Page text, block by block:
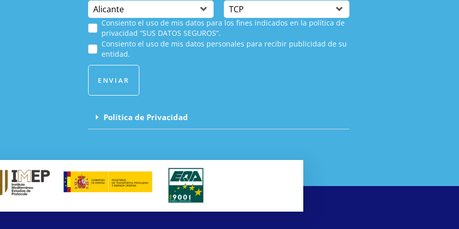
Consiento el uso de mis datos para los fines indicados en la política de
privacidad “SUS DATOS SEGUROS”.
Consiento el uso de mis datos personales para recibir publicidad de su
entidad.
ENVIAR
Política de Privacidad